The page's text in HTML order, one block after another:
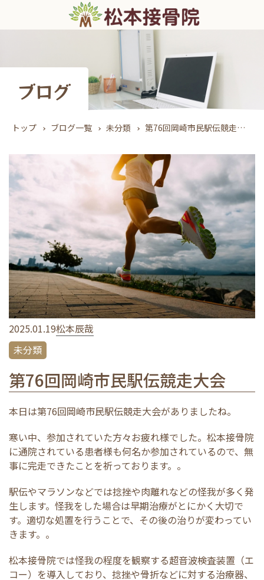
ブログ
トップ ブログ一覧 未分類 第76回岡崎市民駅伝競走大会
2025.01.19松本辰哉
未分類
第76回岡崎市民駅伝競走大会
本日は第76回岡崎市民駅伝競走大会がありましたね。
寒い中、参加されていた方々お疲れ様でした。松本接骨院
に通院されている患者様も何名か参加されているので、無
事に完走できたことを祈っております。。
駅伝やマラソンなどでは捻挫や肉離れなどの怪我が多く発
生します。怪我をした場合は早期治療がとにかく大切で
す。適切な処置を行うことで、その後の治りが変わってい
きます。。
松本接骨院では怪我の程度を観察する超音波検査装置（エ
コー）を導入しており、捻挫や骨折などに対する治療器、